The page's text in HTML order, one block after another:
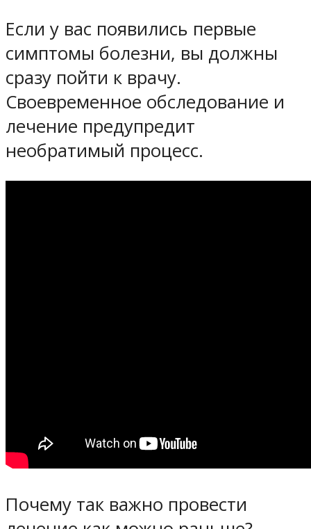
Если у вас появились первые
симптомы болезни, вы должны
сразу пойти к врачу.
Своевременное обследование и
лечение предупредит
необратимый процесс.
Почему так важно провести